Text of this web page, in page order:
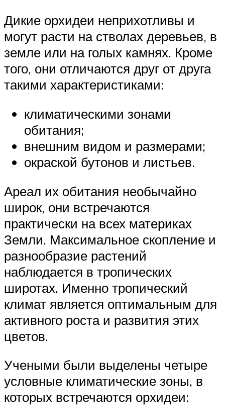
Дикие орхидеи неприхотливы и
могут расти на стволах деревьев, в
земле или на голых камнях. Кроме
того, они отличаются друг от друга
такими характеристиками:
климатическими зонами
обитания;
внешним видом и размерами;
окраской бутонов и листьев.
Ареал их обитания необычайно
широк, они встречаются
практически на всех материках
Земли. Максимальное скопление и
разнообразие растений
наблюдается в тропических
широтах. Именно тропический
климат является оптимальным для
активного роста и развития этих
цветов.
Учеными были выделены четыре
условные климатические зоны, в
которых встречаются орхидеи: